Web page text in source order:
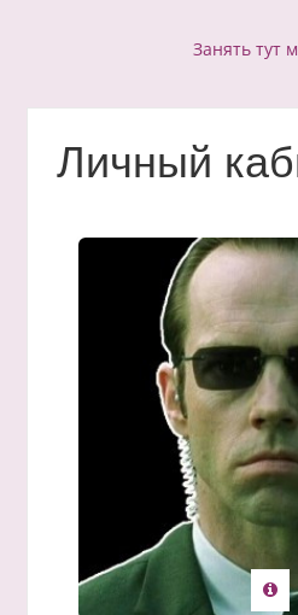
Занять тут
Личный